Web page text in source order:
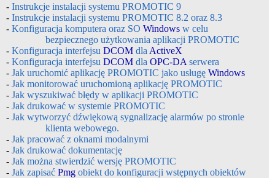
- Instrukcje instalacji systemu PROMOTIC 9
- Instrukcje instalacji systemu PROMOTIC 8.2 oraz 8.3
- Konfiguracja komputera oraz SO Windows w celu
bezpiecznego użytkowania aplikacji PROMOTIC
- Konfiguracja interfejsu DCOM dla ActiveX
- Konfiguracja interfejsu DCOM dla OPC-DA serwera
- Jak uruchomić aplikację PROMOTIC jako usługę Windows
- Jak monitorować uruchomioną aplikację PROMOTIC
- Jak wyszukiwać błędy w aplikacji PROMOTIC
- Jak drukować w systemie PROMOTIC
- Jak wytworzyć dźwiękową sygnalizację alarmów po stronie
klienta webowego.
- Jak pracować z oknami modalnymi
- Jak drukować dokumentację
- Jak można stwierdzić wersję PROMOTIC
- Jak zapisać Pmg obiekt do konfiguracji wstępnych obiektów